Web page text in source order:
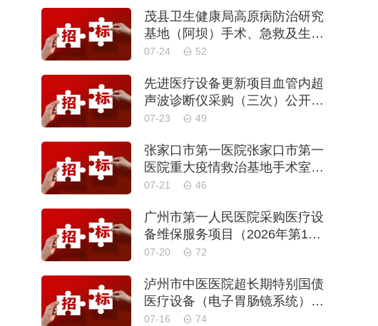
茂县卫生健康局高原病防治研究
基地（阿坝）手术、急救及生命
支持类医疗设备购置项目招标公
07-24 52
先进医疗设备更新项目血管内超
声波诊断仪采购（三次）公开招
标公告
07-23 49
张家口市第一医院张家口市第一
医院重大疫情救治基地手术室及
重症监护室医疗设备采购项目更
07-21 46
广州市第一人民医院采购医疗设
备维保服务项目（2026年第1
批）(二次)（项目编号：GZSY-2
07-20 72
泸州市中医医院超长期特别国债
医疗设备（电子胃肠镜系统）采
购更正公告（第二次）
07-16 74